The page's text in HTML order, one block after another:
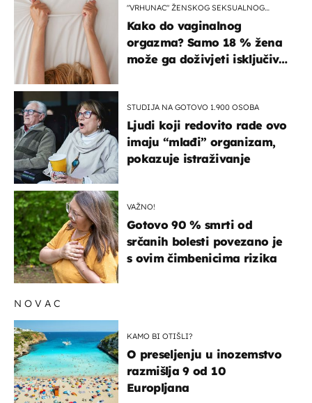
"VRHUNAC" ŽENSKOG SEKSUALNOG
Kako do vaginalnog
orgazma? Samo 18 % žena
može ga doživjeti isključivo
STUDIJA NA GOTOVO 1.900 OSOBA
Ljudi koji redovito rade ovo
imaju “mlađi” organizam,
pokazuje istraživanje
VAŽNO!
Gotovo 90 % smrti od
srčanih bolesti povezano je
s ovim čimbenicima rizika
NOVAC
KAMO BI OTIŠLI?
O preseljenju u inozemstvo
razmišlja 9 od 10
Europljana